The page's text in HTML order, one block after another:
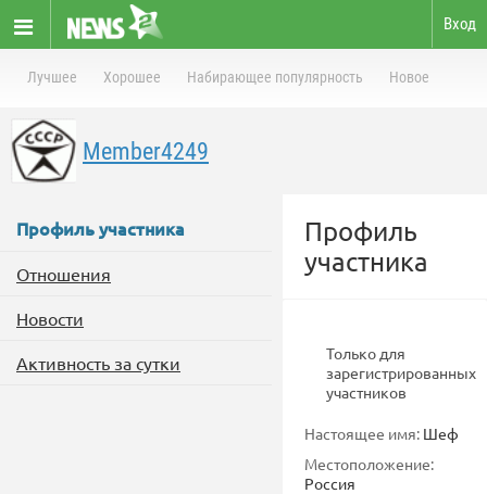
Вход
Лучшее Хорошее Набирающее популярность Новое
Member4249
Профиль участника
Отношения
Новости
Активность за сутки
Профиль
участника
Только для
зарегистрированных
участников
Настоящее имя: Шеф
Местоположение:
Россия